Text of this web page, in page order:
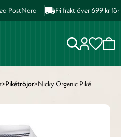
Fri frakt över 699 kr för
>Pikétröjor>Nicky Organic Piké